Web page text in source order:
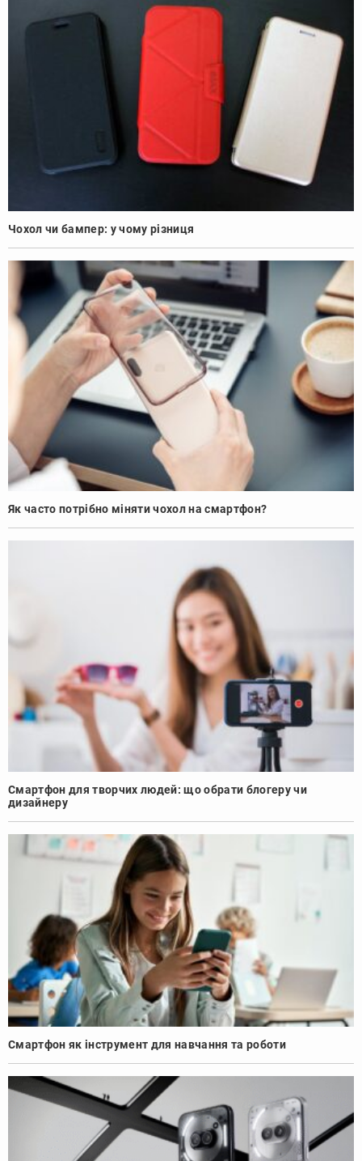
Чохол чи бампер: у чому різниця
Як часто потрібно міняти чохол на смартфон?
Смартфон для творчих людей: що обрати блогеру чи
дизайнеру
Смартфон як інструмент для навчання та роботи